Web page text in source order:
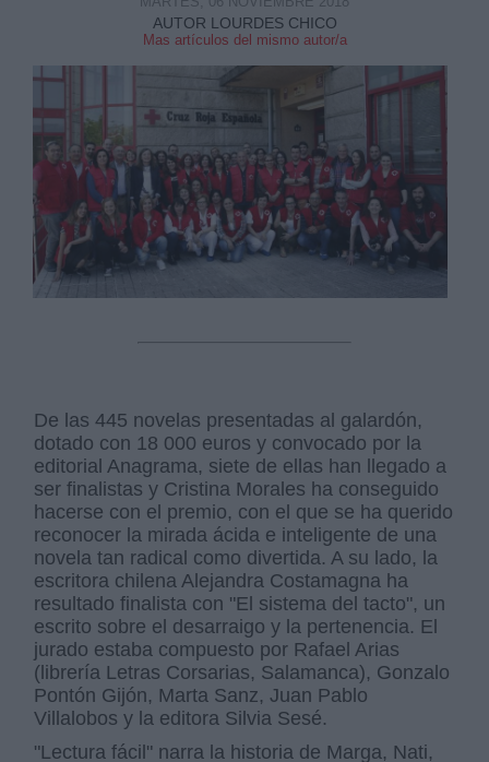
AUTOR LOURDES CHICO
Mas artículos del mismo autor/a
De las 445 novelas presentadas al galardón,
dotado con 18 000 euros y convocado por la
editorial Anagrama, siete de ellas han llegado a
ser finalistas y Cristina Morales ha conseguido
hacerse con el premio, con el que se ha querido
reconocer la mirada ácida e inteligente de una
novela tan radical como divertida. A su lado, la
escritora chilena Alejandra Costamagna ha
resultado finalista con "El sistema del tacto", un
escrito sobre el desarraigo y la pertenencia. El
jurado estaba compuesto por Rafael Arias
(librería Letras Corsarias, Salamanca), Gonzalo
Pontón Gijón, Marta Sanz, Juan Pablo
Villalobos y la editora Silvia Sesé.
"Lectura fácil" narra la historia de Marga, Nati,
Derechos:
Información adicional
link